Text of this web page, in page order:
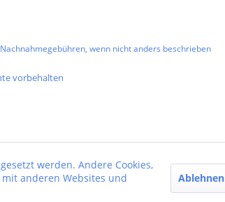
wenn nicht anders beschrieben
vorbehalten
werden. Andere Cookies,
anderen Websites und
Ablehnen